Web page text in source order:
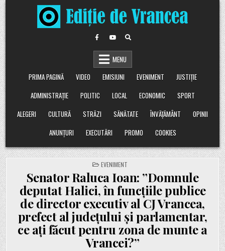
Skip
to
content
MENU
PRIMA PAGINĂ
VIDEO EMISIUNI EVENIMENT
JUSTIȚIE
ADMINISTRAȚIE
POLITIC LOCAL ECONOMIC
SPORT
ALEGERI
CULTURĂ STRĂZI SĂNĂTATE ÎNVĂȚĂMÂNT
OPINII
ANUNȚURI
EXECUTĂRI PROMO COOKIES
POSTED
IN
EVENIMENT
Senator Raluca Ioan: ”Domnule
deputat Halici, în funcțiile publice
de director executiv al CJ Vrancea,
prefect al județului și parlamentar,
ce ați făcut pentru zona de munte a
Vrancei?”